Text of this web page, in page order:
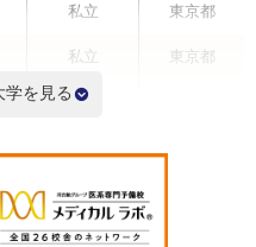
私立 東京都
私立 東京都
国公立
国公立
国公立
学を見る